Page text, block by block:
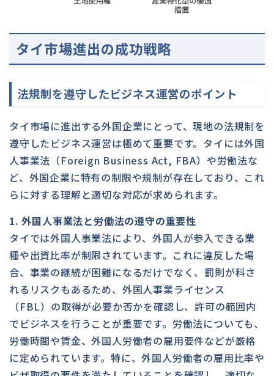
タイ市場進出の成功戦略
法規制を遵守したビジネス運営のポイント
タイ市場に進出する外国企業にとって、現地の法規制を
遵守したビジネス運営は極めて重要です。タイには外国
人事業法（Foreign Business Act, FBA）や労働法な
ど、外国企業に特有の制限や規制が存在しており、これ
らに対する理解と適切な対応が求められます。
1. 外国人事業法と労働法の遵守の重要性
タイでは外国人事業法により、外国人が参入できる業
種や出資比率が制限されています。これに違反した場
合、事業の継続が困難になるだけでなく、罰則が科さ
れるリスクもあるため、外国人事業ライセンス
（FBL）の取得が必要か否かを確認し、許可の範囲内
でビジネスを行うことが重要です。労働法についても、
労働時間や賃金、外国人労働者の雇用要件などが厳格
に定められています。特に、外国人労働者の雇用比率や